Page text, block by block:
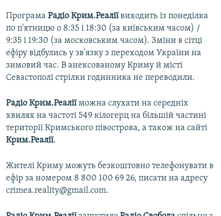
Програма Радіо Крим.Реаліївиходить із понеділка
по п'ятницю о 8:35 і 18:30 (за київським часом) /
9:35 і 19:30 (за московським часом). Зміни в сітці
ефіру відбулись у зв'язку з переходом України на
зимовий час. В анексованому Криму й місті
Севастополі стрілки годинника не переводили.
Радіо Крим.Реаліїможна слухати на середніх
хвилях на частоті 549 кілогерц на більшій частині
території Кримського півострова, а також на сайті
Крим.Реалії.
Жителі Криму можуть безкоштовно телефонувати в
ефір за номером 8 800 100 69 26, писати на адресу
crimea.reality@gmail.com.